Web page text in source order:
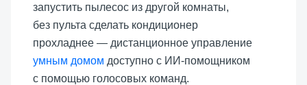
запустить пылесос из другой комнаты,
без пульта сделать кондиционер
прохладнее — дистанционное управление
умным домом доступно с ИИ-помощником
с помощью голосовых команд.